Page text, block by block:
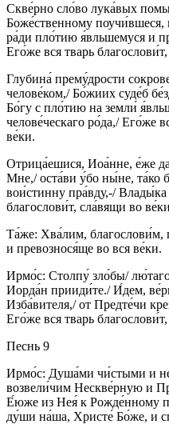
Скве́рно сло́во лука́вых
Боже́ственному поучи́вшеся,
ра́ди пло́тию я́вльшемуся и
Его́же вся тварь
Глубина́ прему́дрости
челове́ком,/ Бо́жиих суде́б
Бо́гу с пло́тию на земли́
челове́ческаго ро́да,/ Его́же
ве́ки.
Отрица́ешися, Иоа́нне, е́же
Мне,/ оста́ви у́бо ны́не, та́ко
вои́стинну пра́вду,-/ Влады́ка
благослови́т, сла́вящи во
Та́же: Хва́лим, благослови́м,
и превознося́ще во вся ве́ки.
Ирмо́с: Столпу́ зло́бы/
Иорда́н прииди́те./ И́дем,
Изба́вителя,/ от Предте́чи
Его́же вся тварь
Песнь 9
Ирмо́с: Душа́ми чи́стыми и
возвели́чим Нескве́рную и
Е́юже из Нея́ к Рожде́нному
ду́ши на́ша, Христе́ Бо́же, и